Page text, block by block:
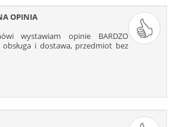
OPINIA
wystawiam opinie BARDZO
obsługa i dostawa, przedmiot bez